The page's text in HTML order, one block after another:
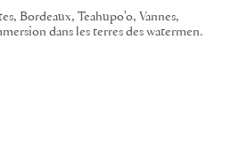
Bordeaux, Teahupo'o, Vannes,
dans les terres des watermen.